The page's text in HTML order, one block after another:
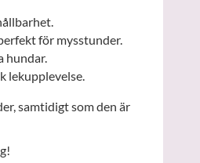
för mysstunder.
hundar.
lekupplevelse.
samtidigt som den är